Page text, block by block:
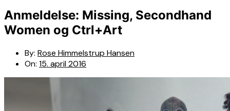
Anmeldelse: Missing, Secondhand
Women og Ctrl+Art
By: Rose Himmelstrup Hansen
On: 15. april 2016